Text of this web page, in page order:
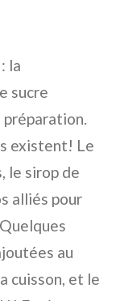
la
sucre
existent! Le
le sirop de
alliés pour
au
cuisson, et le